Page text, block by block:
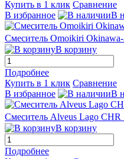
Купить в 1 клик Сравнение
В избранное
В
Смеситель Omoikiri Okinawa-
В корзину
Подробнее
Купить в 1 клик Сравнение
В избранное
В
Смеситель Alveus Lago CHR
В корзину
Подробнее